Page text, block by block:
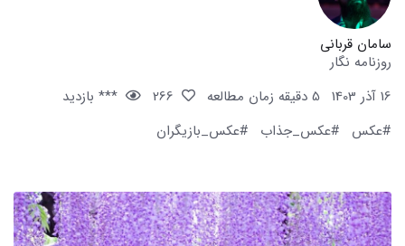
سامان قربانی
روزنامه نگار
16 آذر 1403
5 دقیقه زمان مطالعه
*** بازدید
#عکس
#عکس_جذاب #عکس_بازیگران